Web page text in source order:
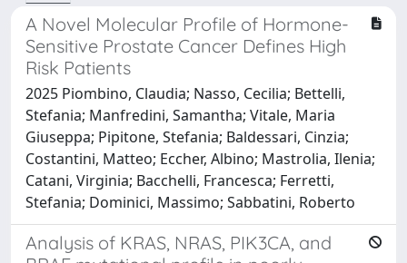
A Novel Molecular Profile of Hormone-
Sensitive Prostate Cancer Defines High
Risk Patients
2025 Piombino, Claudia; Nasso, Cecilia; Bettelli,
Stefania; Manfredini, Samantha; Vitale, Maria
Giuseppa; Pipitone, Stefania; Baldessari, Cinzia;
Costantini, Matteo; Eccher, Albino; Mastrolia, Ilenia;
Catani, Virginia; Bacchelli, Francesca; Ferretti,
Stefania; Dominici, Massimo; Sabbatini, Roberto
Analysis of KRAS, NRAS, PIK3CA, and